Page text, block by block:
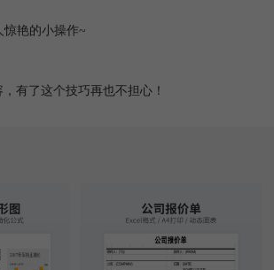
惊艳的小操作~
有了这个技巧再也不担心！